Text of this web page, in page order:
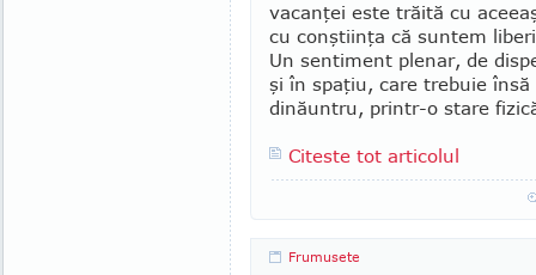
vacanţei este trăită cu
cu conştiinţa că suntem
Un sentiment ple­nar, de
şi în spaţiu, care trebuie
dinăuntru, printr-o stare
Citeste tot articolul
Frumusete